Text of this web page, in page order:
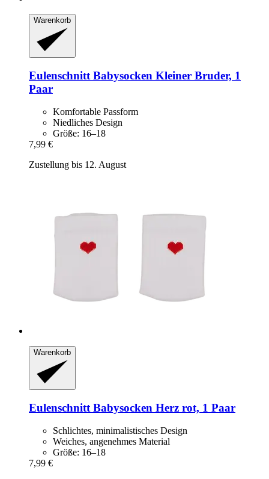
Warenkorb
Eulenschnitt Babysocken Kleiner Bruder, 1
Paar
Komfortable Passform
Niedliches Design
Größe: 16–18
7,99 €
Zustellung bis 12. August
Warenkorb
Eulenschnitt Babysocken Herz rot, 1 Paar
Schlichtes, minimalistisches Design
Weiches, angenehmes Material
Größe: 16–18
7,99 €